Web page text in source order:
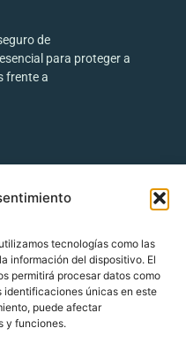
tecnologías como las
información del dispositivo. El
permitirá procesar datos como
identificaciones únicas en este
puede afectar
y funciones.
de
para proteger a
frente a
del cliente